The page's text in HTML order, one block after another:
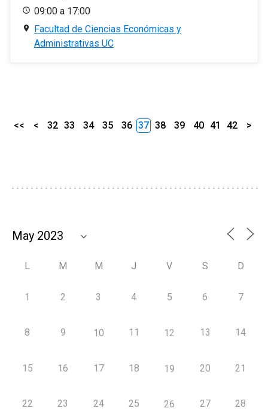
09:00 a 17:00
Facultad de Ciencias Económicas y
Administrativas UC
<< < 32 33 34 35 36 37 38 39 40 41 42 >
L M M J V S D
1 2 3 4 5 6 7
8 9 10 11 12 13 14
15 16 17 18 19 20 21
22 23 24 25 26 27 28